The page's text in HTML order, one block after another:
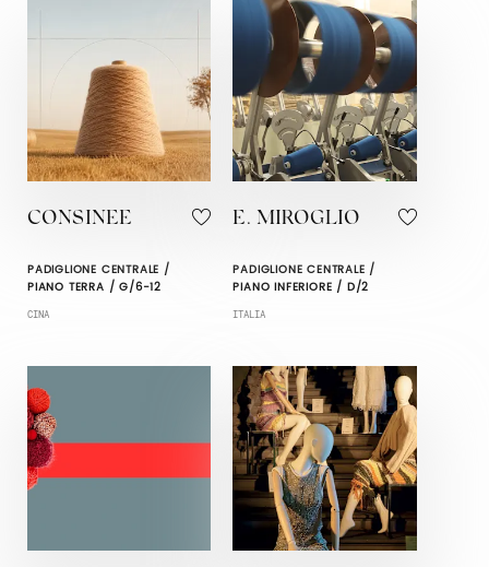
CONSINEE
PADIGLIONE CENTRALE /
PIANO TERRA / G/6-12
CINA
E. MIROGLIO
PADIGLIONE CENTRALE /
PIANO INFERIORE / D/2
ITALIA